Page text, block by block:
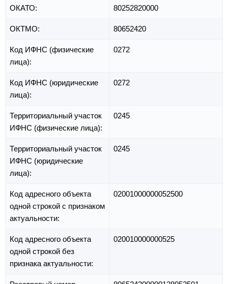
ОКАТО: 80252820000
ОКТМО: 80652420
Код ИФНС (физические
лица):
0272
Код ИФНС (юридические
лица):
0272
Территориальный участок
ИФНС (физические лица):
0245
Территориальный участок
ИФНС (юридические
лица):
0245
Код адресного объекта
одной строкой с признаком
актуальности:
02001000000052500
Код адресного объекта
одной строкой без
признака актуальности:
020010000000525